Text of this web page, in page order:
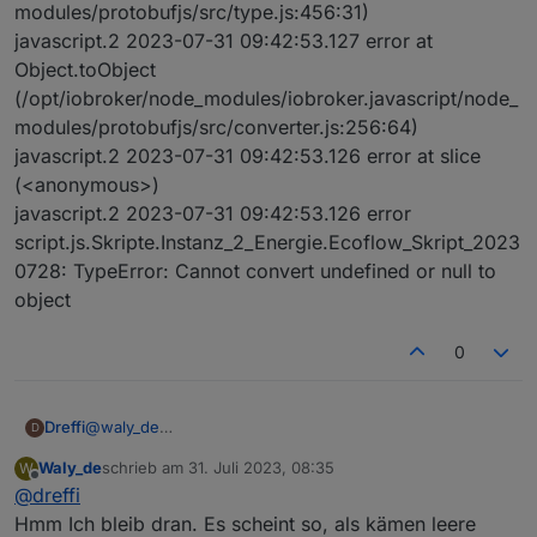
modules/protobufjs/src/type.js:456:31)
javascript.2 2023-07-31 09:42:53.127 error at
Object.toObject
(/opt/iobroker/node_modules/iobroker.javascript/node_
modules/protobufjs/src/converter.js:256:64)
javascript.2 2023-07-31 09:42:53.126 error at slice
(<anonymous>)
javascript.2 2023-07-31 09:42:53.126 error
script.js.Skripte.Instanz_2_Energie.Ecoflow_Skript_2023
0728: TypeError: Cannot convert undefined or null to
object
0
D Dreffi@waly_de
wieder makellos bis in die Nacht funktioniert, trotz der
Ergänzung:
Regelung begonnen. Es kommt allerdings nicht so viel
W
Offline
Waly_deschrieb am 31. Juli 2023, 08:35
zuletzt editiert von
@dreffi
Hmm Ich bleib dran. Es scheint so, als kämen leere